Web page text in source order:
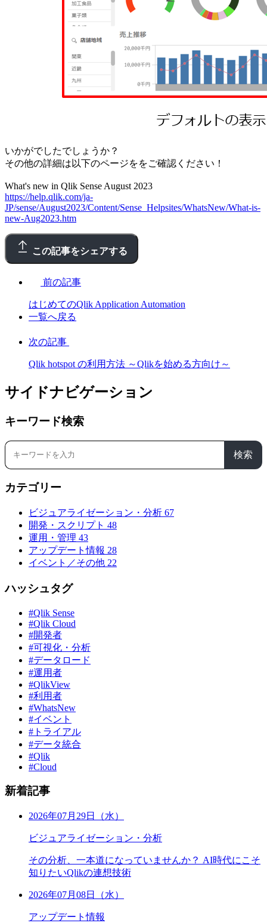
いかがでしたでしょうか？
その他の詳細は以下のページををご確認ください！
What's new in Qlik Sense August 2023
https://help.qlik.com/ja-
JP/sense/August2023/Content/Sense_Helpsites/WhatsNew/What-is-
new-Aug2023.htm
この記事をシェアする
前の記事
はじめてのQlik Application Automation
一覧へ戻る
次の記事
Qlik hotspot の利用方法 ～Qlikを始める方向け～
サイドナビゲーション
キーワード検索
検索
カテゴリー
ビジュアライゼーション・分析 67
開発・スクリプト 48
運用・管理 43
アップデート情報 28
イベント／その他 22
ハッシュタグ
#Qlik Sense
#Qlik Cloud
#開発者
#可視化・分析
#データロード
#運用者
#QlikView
#利用者
#WhatsNew
#イベント
#トライアル
#データ統合
#Qlik
#Cloud
新着記事
2026年07月29日（水）
ビジュアライゼーション・分析
その分析、一本道になっていませんか？ AI時代にこそ
知りたいQlikの連想技術
2026年07月08日（水）
アップデート情報